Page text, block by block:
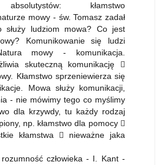
kłamstwo
mowy - św. Tomasz zadał
służy ludziom mowa? Co jest
Komunikowanie się ludzi
mowy - komunikacja.
skuteczną komunikację 
Kłamstwo sprzeniewierza się
Mowa służy komunikacji,
- nie mówimy tego co myślimy
dla krzywdy, tu każdy rodzaj
np. kłamstwo dla pomocy 
kłamstwa  nieważne jaka
rozumność człowieka - I. Kant -